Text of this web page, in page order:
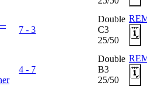
7 - 3
Double
C3
25/50
🗓️
4 - 7
Double
B3
25/50
🗓️